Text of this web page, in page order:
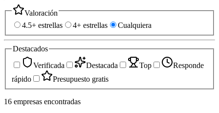
Valoración
4.5+ estrellas
4+ estrellas Cualquiera
Destacados
Verificada
Destacada Top
Responde
rápido
Presupuesto gratis
16 empresas encontradas